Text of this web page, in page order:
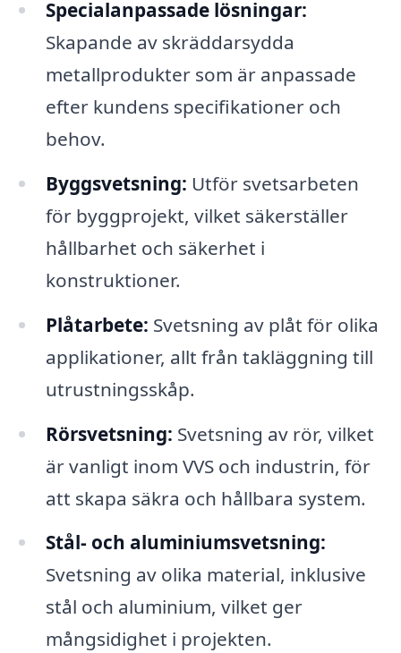
Specialanpassade lösningar:
Skapande av skräddarsydda
metallprodukter som är anpassade
efter kundens specifikationer och
behov.
Byggsvetsning: Utför svetsarbeten
för byggprojekt, vilket säkerställer
hållbarhet och säkerhet i
konstruktioner.
Plåtarbete: Svetsning av plåt för olika
applikationer, allt från takläggning till
utrustningsskåp.
Rörsvetsning: Svetsning av rör, vilket
är vanligt inom VVS och industrin, för
att skapa säkra och hållbara system.
Stål- och aluminiumsvetsning:
Svetsning av olika material, inklusive
stål och aluminium, vilket ger
mångsidighet i projekten.